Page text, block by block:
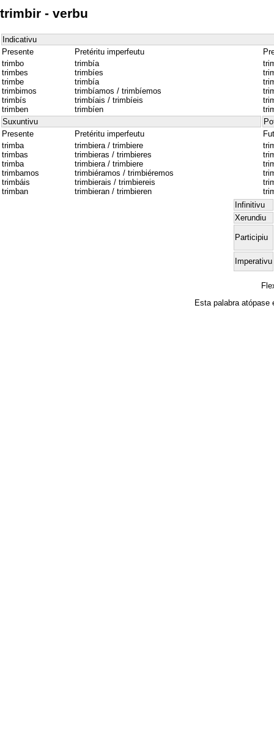
trimbir - verbu
Indicativu
Presente
Pretéritu imperfeutu
trimbo
trimbes
trimbe
trimbimos
trimbís
trimben
trimbía
trimbíes
trimbía
trimbíamos / trimbíemos
trimbíais / trimbíeis
trimbíen
Suxuntivu
Presente
Pretéritu imperfeutu
trimba
trimbas
trimba
trimbamos
trimbáis
trimban
trimbiera / trimbiere
trimbieras / trimbieres
trimbiera / trimbiere
trimbiéramos / trimbiéremos
trimbierais / trimbiereis
trimbieran / trimbieren
Infinitivu
Xerundiu
Participiu
Imperativu
Esta palabra atópase